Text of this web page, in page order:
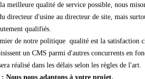
meilleure qualité de service possible, nous
directeur d'usine au directeur de site, mais
qualifiés.
de notre politique qualité est la satisfaction
un CMS parmi d'autres concurrents en
réalisé dans les délais selon les règles de l'art.
Nous nous adaptons à votre projet.